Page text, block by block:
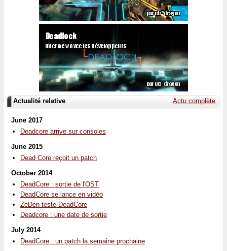
Actu complète
Actualité relative
June 2017
Deadcore arrive sur consoles
June 2015
Dead Core reçoit un patch
October 2014
DeadCore : sortie de l'OST
DeadCore se lance en vidéo
ZeDen teste DeadCore
Deadcore : une date de sortie
July 2014
DeadCore : un patch la semaine prochaine